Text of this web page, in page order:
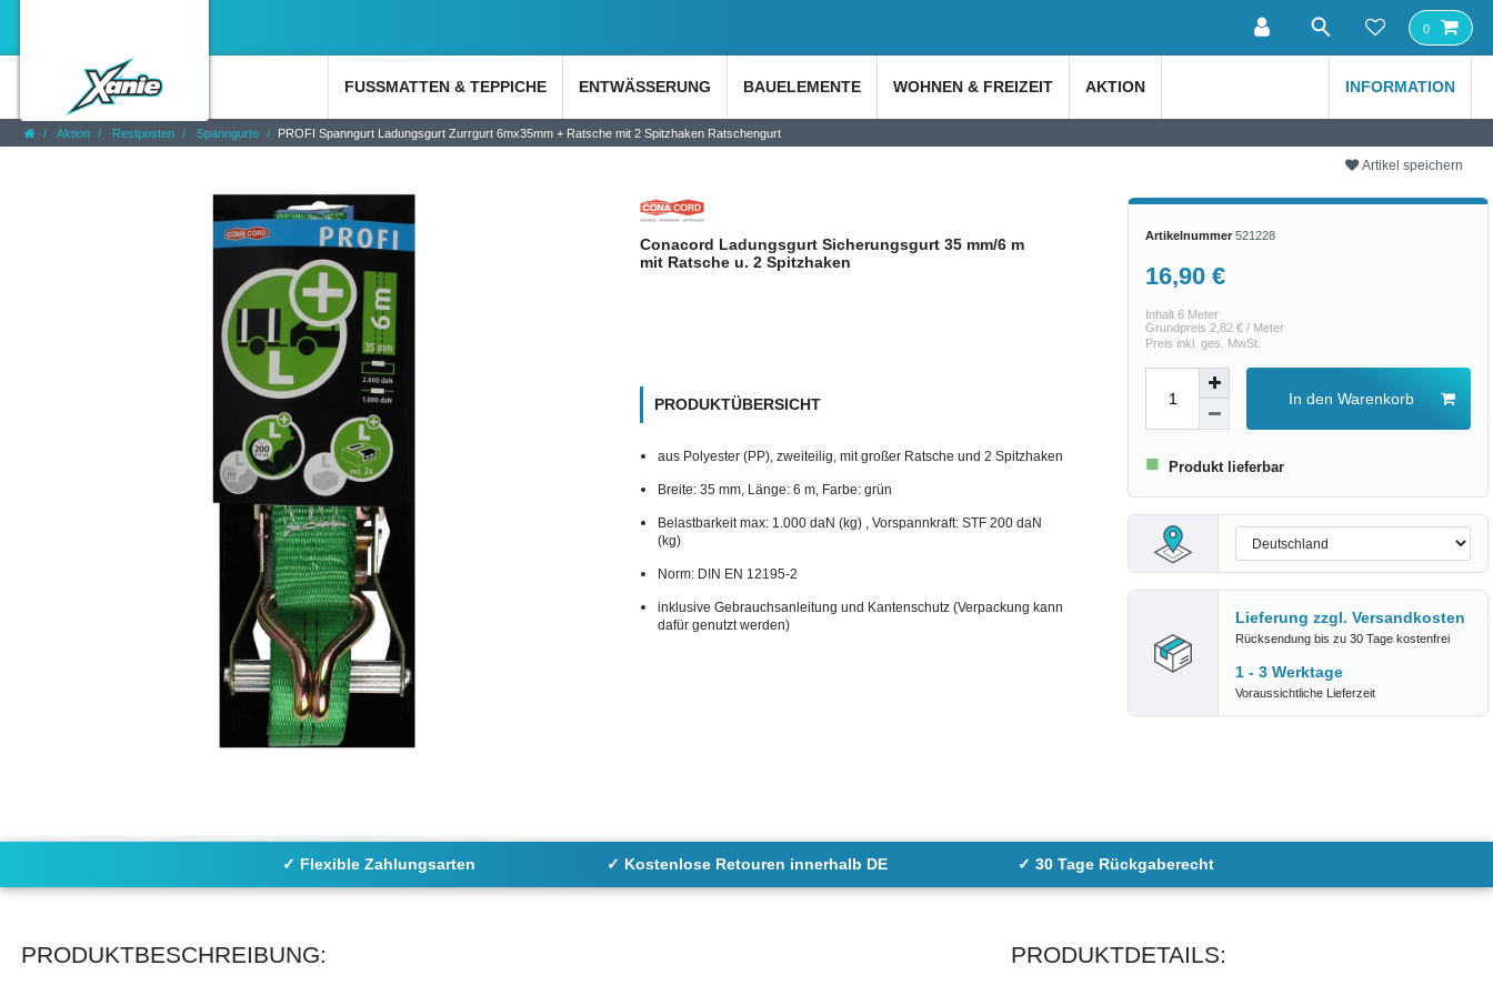
0
FUSSMATTEN & TEPPICHE ENTWÄSSERUNG BAUELEMENTE WOHNEN & FREIZEIT AKTION INFORMATION
Aktion Restposten Spanngurte PROFI Spanngurt Ladungsgurt Zurrgurt 6mx35mm + Ratsche mit 2 Spitzhaken Ratschengurt
Conacord Ladungsgurt Sicherungsgurt 35 mm/6 m
mit Ratsche u. 2 Spitzhaken
Artikel speichern
PRODUKTÜBERSICHT
aus Polyester (PP), zweiteilig, mit großer Ratsche und 2 Spitzhaken
Breite: 35 mm, Länge: 6 m, Farbe: grün
Belastbarkeit max: 1.000 daN (kg) , Vorspannkraft: STF 200 daN
(kg)
Norm: DIN EN 12195-2
inklusive Gebrauchsanleitung und Kantenschutz (Verpackung kann
dafür genutzt werden)
Artikelnummer521228
16,90 €
Inhalt6 Meter
Grundpreis 2,82 € / Meter
Preis inkl. ges. MwSt.
In den Warenkorb
■ Produkt lieferbar
Lieferung zzgl. Versandkosten
Rücksendung bis zu 30 Tage kostenfrei
1 - 3 Werktage
Voraussichtliche Lieferzeit
✓ Flexible Zahlungsarten ✓ Kostenlose Retouren innerhalb DE ✓ 30 Tage Rückgaberecht
PRODUKTBESCHREIBUNG: PRODUKTDETAILS: